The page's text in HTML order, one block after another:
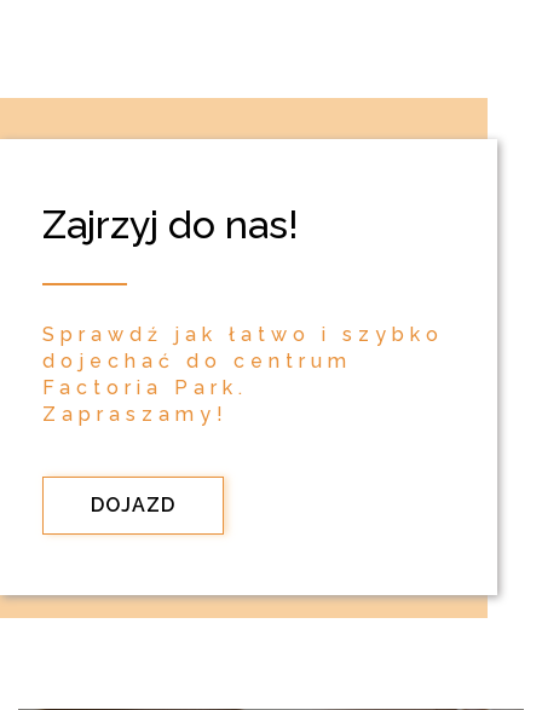
Zajrzyj do nas!
Sprawdź jak łatwo i szybko
dojechać do centrum
Factoria Park.
Zapraszamy!
DOJAZD